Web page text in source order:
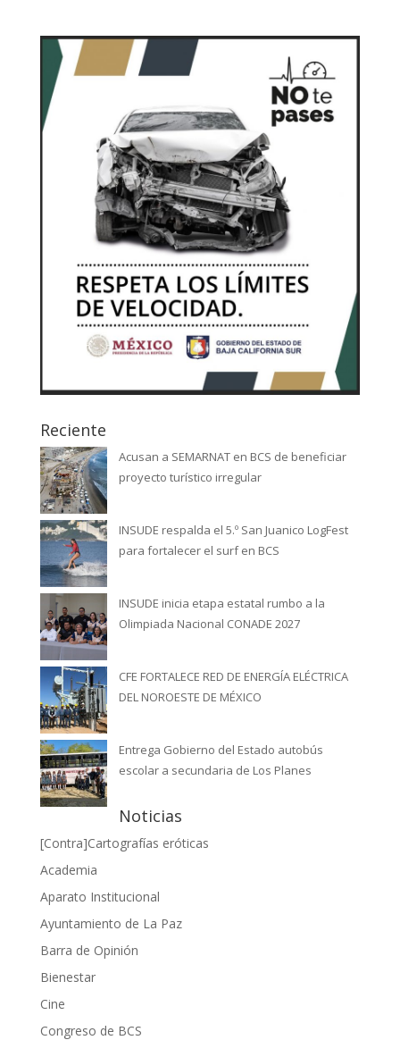
Reciente
Acusan a SEMARNAT en BCS de beneficiar
proyecto turístico irregular
INSUDE respalda el 5.º San Juanico LogFest
para fortalecer el surf en BCS
INSUDE inicia etapa estatal rumbo a la
Olimpiada Nacional CONADE 2027
CFE FORTALECE RED DE ENERGÍA ELÉCTRICA
DEL NOROESTE DE MÉXICO
Entrega Gobierno del Estado autobús
escolar a secundaria de Los Planes
Noticias
[Contra]Cartografías eróticas
Academia
Aparato Institucional
Ayuntamiento de La Paz
Barra de Opinión
Bienestar
Cine
Congreso de BCS